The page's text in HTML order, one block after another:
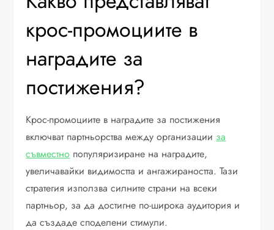
крос-промоциите в
наградите за
постижения?
Крос-промоциите в наградите за постижения
включват партньорства между организации за
съвместно популяризиране на наградите,
увеличавайки видимостта и ангажираността. Тази
стратегия използва силните страни на всеки
партньор, за да достигне по-широка аудитория и
да създаде споделени стимули.